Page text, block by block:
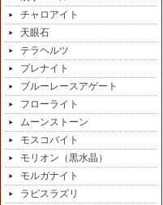
チャロアイト
天眼石
テラヘルツ
プレナイト
ブルーレースアゲート
フローライト
ムーンストーン
モスコバイト
モリオン（黒水晶）
モルガナイト
ラピスラズリ